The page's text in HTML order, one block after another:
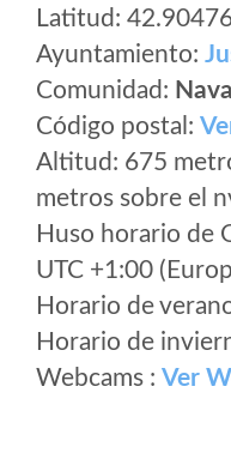
Latitud:
Ayuntamiento:
Comunidad:
Código postal:
Altitud: 675
metros sobre el
Huso horario de
UTC +1:00
Horario de
Horario de
Webcams : Ver